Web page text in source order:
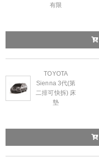
有限
TOYOTA
Sienna 3代(第
二排可快拆) 床
墊